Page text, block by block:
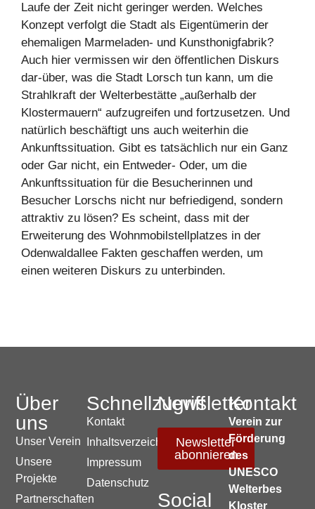
Laufe der Zeit nicht geringer werden. Welches
Konzept verfolgt die Stadt als Eigentümerin der
ehemaligen Marmeladen- und Kunsthonigfabrik?
Auch hier vermissen wir den öffentlichen Diskurs
dar-über, was die Stadt Lorsch tun kann, um die
Strahlkraft der Welterbestätte „außerhalb der
Klostermauern“ aufzugreifen und fortzusetzen. Und
natürlich beschäftigt uns auch weiterhin die
Ankunftssituation. Gibt es tatsächlich nur ein Ganz
oder Gar nicht, ein Entweder- Oder, um die
Ankunftssituation für die Besucherinnen und
Besucher Lorschs nicht nur befriedigend, sondern
attraktiv zu lösen? Es scheint, dass mit der
Erweiterung des Wohnmobilstellplatzes in der
Odenwaldallee Fakten geschaffen werden, um
einen weiteren Diskurs zu unterbinden.
Über
uns
Unser Verein
Unsere
Projekte
Partnerschaften
Schnellzugriff
Kontakt
Inhaltsverzeichnis
Impressum
Datenschutz
Newsletter
Newsletter
abonnieren
Social
Kontakt
Verein zur
Förderung
des
UNESCO
Welterbes
Kloster